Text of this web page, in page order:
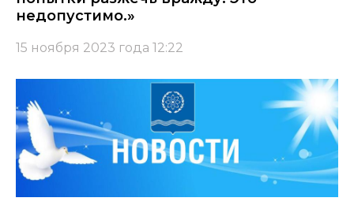
недопустимо.»
15 ноября 2023 года 12:22